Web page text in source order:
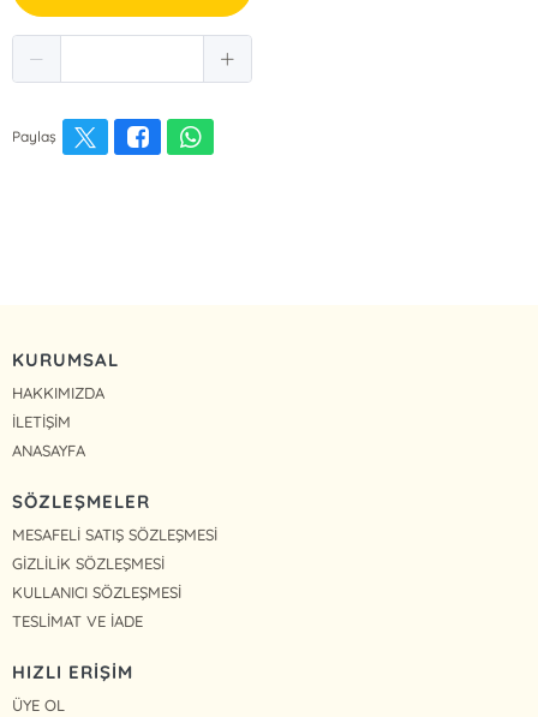
Paylaş
KURUMSAL
HAKKIMIZDA
İLETİŞİM
ANASAYFA
SÖZLEŞMELER
MESAFELİ SATIŞ SÖZLEŞMESİ
GİZLİLİK SÖZLEŞMESİ
KULLANICI SÖZLEŞMESİ
TESLİMAT VE İADE
HIZLI ERİŞİM
ÜYE OL